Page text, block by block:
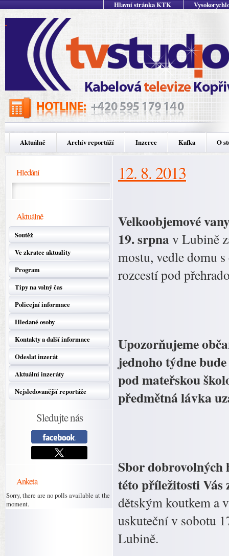
Hlavní stránka KTK
Aktuálně Archív reportáží Inzerce Kafka O
Hledání
Aktuálně
Soutěž
Ve zkratce aktuality
Program
Tipy na volný čas
Policejní informace
Hledané osoby
Kontakty a další informace
Odeslat inzerát
Aktuální inzeráty
Nejsledovanější reportáže
Sledujte nás
Anketa
Sorry, there are no polls available at the
moment.
12. 8. 2013
Velkoobjemové
19. srpnav Lubině
mostu, vedle domu
rozcestí pod
Upozorňujeme
jednoho týdne
pod mateřskou
předmětná lávka
Sbor
této příležitosti Vás
dětským koutkem a
uskuteční v sobotu
Lubině.